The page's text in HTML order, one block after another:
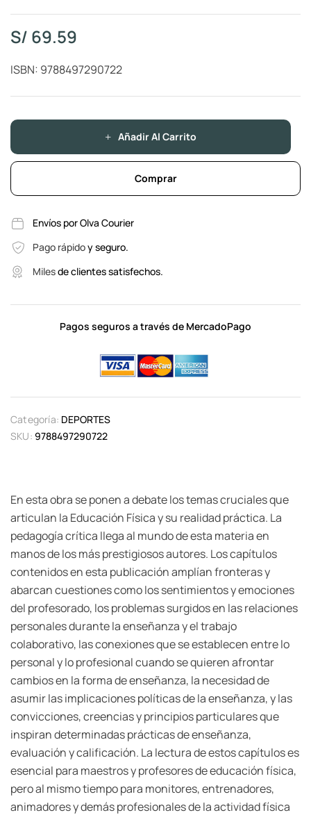
S/ 69.59
ISBN: 9788497290722
Añadir Al Carrito
Comprar
Envíos por Olva Courier
Pago rápidoy seguro.
Milesde clientes satisfechos.
Pagos seguros a través de MercadoPago
Categoría: DEPORTES
SKU: 9788497290722
En esta obra se ponen a debate los temas cruciales que
articulan la Educación Física y su realidad práctica. La
pedagogía crítica llega al mundo de esta materia en
manos de los más prestigiosos autores. Los capítulos
contenidos en esta publicación amplían fronteras y
abarcan cuestiones como los sentimientos y emociones
del profesorado, los problemas surgidos en las relaciones
personales durante la enseñanza y el trabajo
colaborativo, las conexiones que se establecen entre lo
personal y lo profesional cuando se quieren afrontar
cambios en la forma de enseñanza, la necesidad de
asumir las implicaciones políticas de la enseñanza, y las
convicciones, creencias y principios particulares que
inspiran determinadas prácticas de enseñanza,
evaluación y calificación. La lectura de estos capítulos es
esencial para maestros y profesores de educación física,
pero al mismo tiempo para monitores, entrenadores,
animadores y demás profesionales de la actividad física